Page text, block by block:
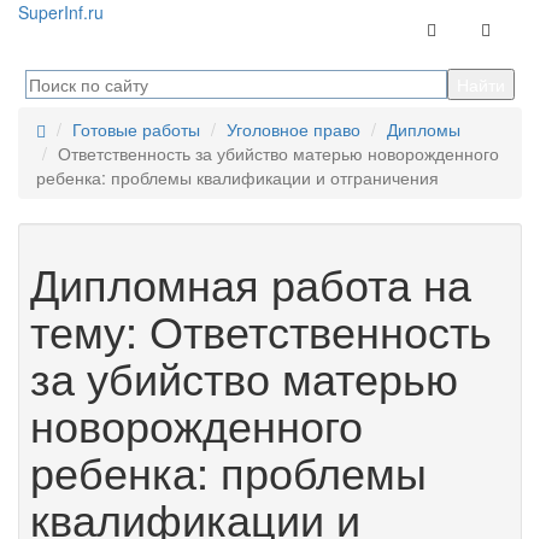
SuperInf.ru
Контакты
Готовые работы Уголовное право
Дипломы
Ответственность за убийство матерью новорожденного
ребенка: проблемы квалификации и отграничения
Дипломная работа на
тему: Ответственность
за убийство матерью
новорожденного
ребенка: проблемы
квалификации и